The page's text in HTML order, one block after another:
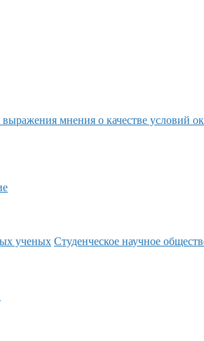
мнения о качестве условий
ученых Студенческое научное